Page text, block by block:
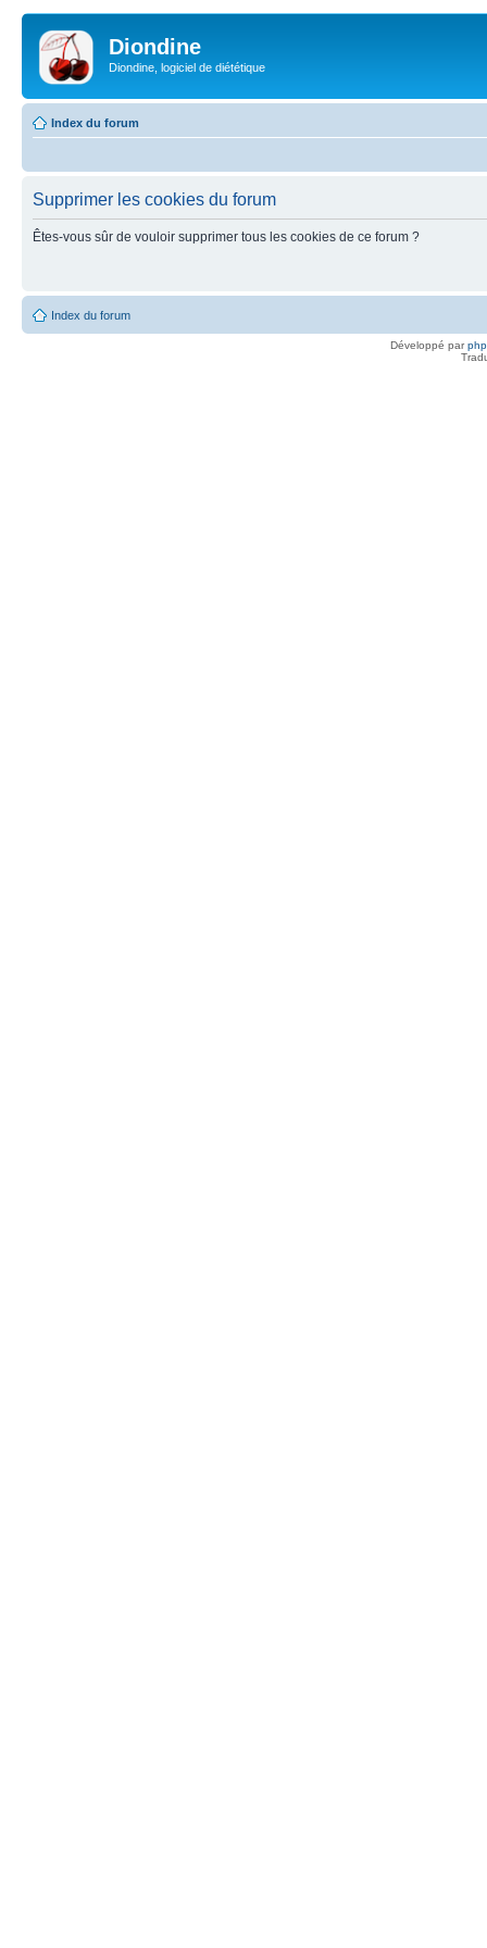
Diondine
Diondine, logiciel de diététique
Index du forum
Supprimer les cookies du forum
Êtes-vous sûr de vouloir supprimer tous les cookies de ce forum ?
Index du forum
Développé par